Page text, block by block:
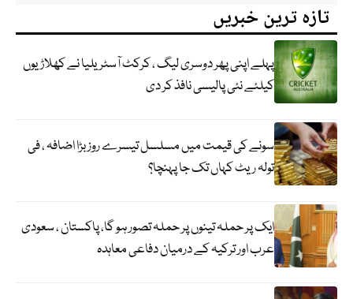
تازہ ترین خبریں
پہلے اپنی پھر دوسری لیگ ، کرکٹ آسٹریلیا نے کھلاڑیوں
کیلئے نئی پالیسی نافذ کر دی
سونے کی قیمت میں مسلسل تیسرے روز بڑا اضافہ ، فی
تولہ ریٹ کہاں تک جا پہنچا؟
ایک پر حملہ تینوں پر حملہ تصور ہو گا، پاکستان ، سعودی
عرب اور ترکیہ کے درمیان دفاعی معاہدہ